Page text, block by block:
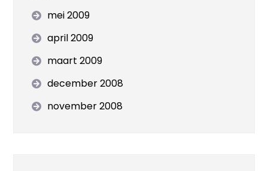
mei 2009
april 2009
maart 2009
december 2008
november 2008